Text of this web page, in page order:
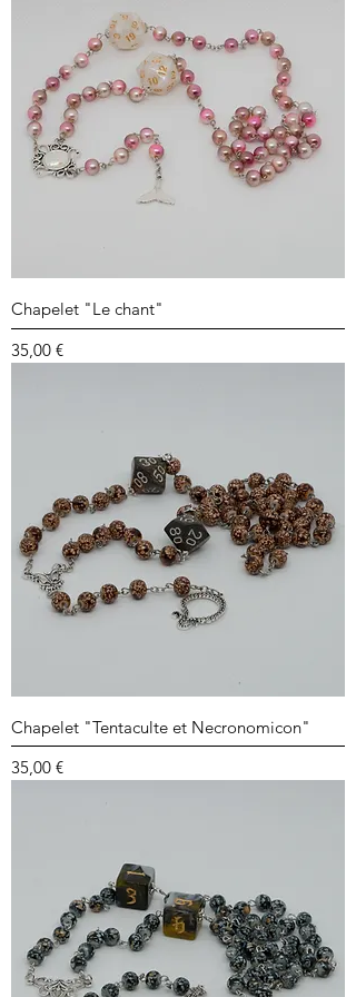
Chapelet "Le chant"
Prix
35,00 €
Chapelet "Tentaculte et Necronomicon"
Prix
35,00 €